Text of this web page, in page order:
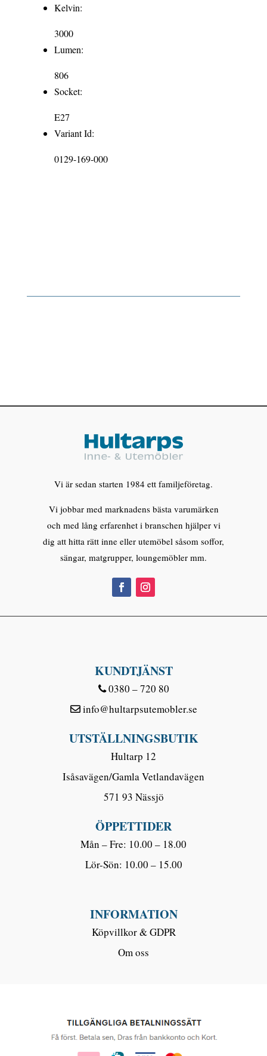
Kelvin:
3000
Lumen:
806
Socket:
E27
Variant Id:
0129-169-000
Vi är sedan starten 1984 ett familjeföretag.
Vi jobbar med marknadens bästa varumärken
och med lång erfarenhet i branschen hjälper vi
dig att hitta rätt inne eller utemöbel såsom soffor,
sängar, matgrupper, loungemöbler mm.
KUNDTJÄNST
0380 – 720 80
info@hultarpsutemobler.se
UTSTÄLLNINGSBUTIK
Hultarp 12
Isåsavägen/Gamla Vetlandavägen
571 93 Nässjö
ÖPPETTIDER
Mån – Fre: 10.00 – 18.00
Lör-Sön: 10.00 – 15.00
INFORMATION
Köpvillkor & GDPR
Om oss